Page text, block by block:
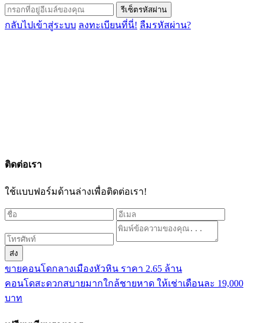
รีเซ็ตรหัสผ่าน
กลับไปเข้าสู่ระบบ ลงทะเบียนที่นี่! ลืมรหัสผ่าน?
ติดต่อเรา
ใช้แบบฟอร์มด้านล่างเพื่อติดต่อเรา!
ส่ง
ขายคอนโดกลางเมืองหัวหิน ราคา 2.65 ล้าน
คอนโดสะดวกสบายมากใกล้ชายหาด ให้เช่าเดือนละ 19,000
บาท